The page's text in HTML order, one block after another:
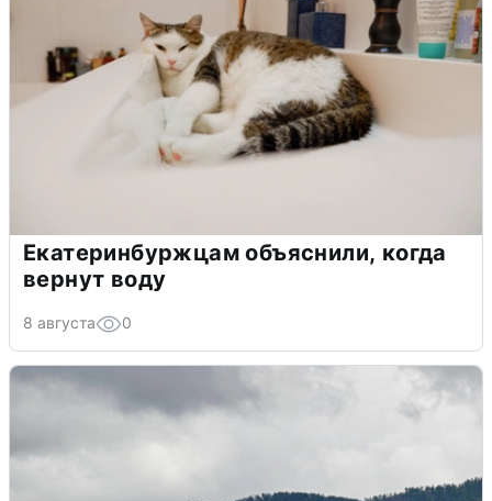
Екатеринбуржцам объяснили, когда
вернут воду
8 августа 0